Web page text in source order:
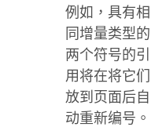
例如，具有相
同增量类型的
两个符号的引
用将在将它们
放到页面后自
动重新编号。